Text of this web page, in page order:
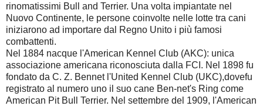
rinomatissimi Bull and Terrier. Una volta impiantate nel
Nuovo Continente, le persone coinvolte nelle lotte tra cani
iniziarono ad importare dal Regno Unito i più famosi
combattenti.
Nel 1884 nacque l'American Kennel Club (AKC): unica
associazione americana riconosciuta dalla FCI. Nel 1898 fu
fondato da C. Z. Bennet l'United Kennel Club (UKC),dovefu
registrato al numero uno il suo cane Ben-net's Ring come
American Pit Bull Terrier. Nel settembre del 1909, l'American